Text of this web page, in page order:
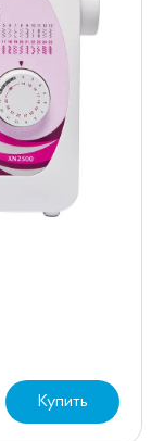
Купить